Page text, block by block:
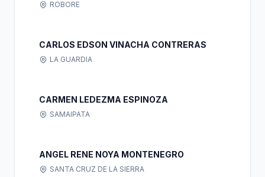
ROBORE
CARLOS EDSON VINACHA CONTRERAS
LA GUARDIA
CARMEN LEDEZMA ESPINOZA
SAMAIPATA
ANGEL RENE NOYA MONTENEGRO
SANTA CRUZ DE LA SIERRA